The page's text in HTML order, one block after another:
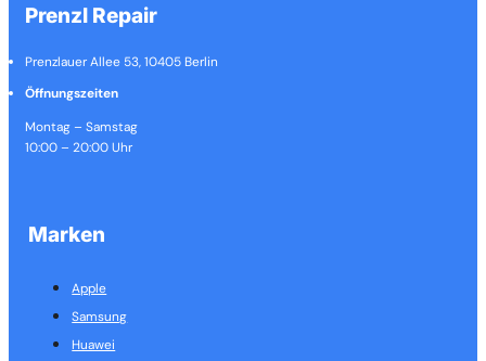
Prenzl Repair
Prenzlauer Allee 53, 10405 Berlin
Öffnungszeiten
Montag – Samstag
10:00 – 20:00 Uhr
Marken
Apple
Samsung
Huawei